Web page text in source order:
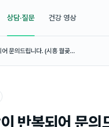
상담·질문 건강 영상
어 문의드립니다. (시흥 월곶…
반복되어 문